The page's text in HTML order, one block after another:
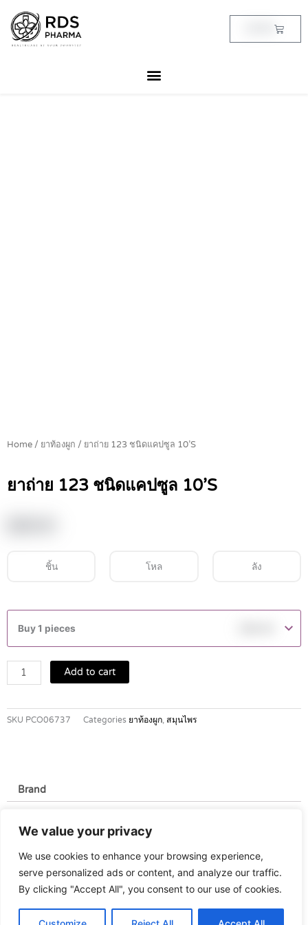
We value your privacy
We use cookies to enhance your browsing experience,
serve personalized ads or content, and analyze our traffic.
By clicking "Accept All", you consent to our use of cookies.
content
Cart
Home / ยาท้องผูก / ยาถ่าย 123 ชนิดแคปซูล 10’S
ยาถ่าย 123 ชนิดแคปซูล 10’S
ชิ้น โหล ลัง
Buy 1 pieces
123
ชนิด
แคปซูล
10'S
Add to cart
SKU PCO06737 Categories ยาท้องผูก, สมุนไพร
Brand
Brand